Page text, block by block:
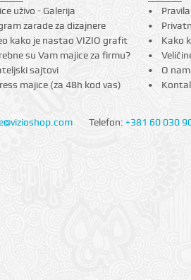
uživo - Galerija
zarade za dizajnere
kako je nastao VIZIO grafit
su Vam majice za firmu?
sajtovi
majice (za 48h kod vas)
Kako
O
Telefon: +381 60 030